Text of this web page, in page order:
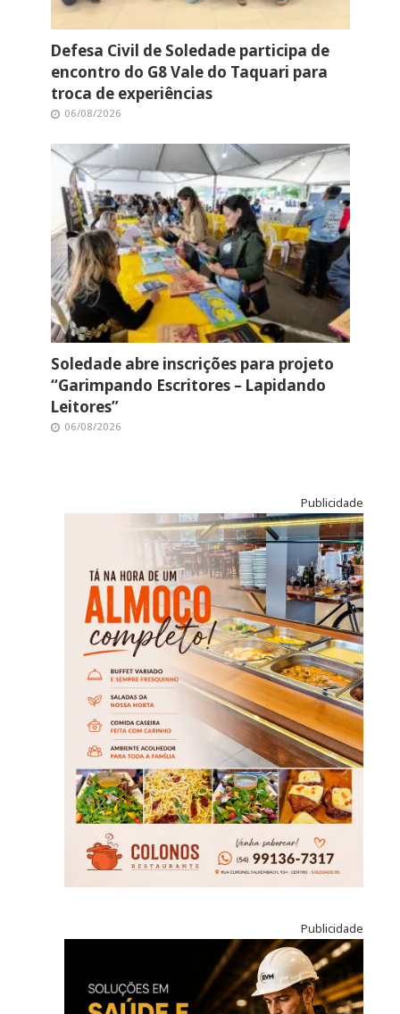
Defesa Civil de Soledade participa de
encontro do G8 Vale do Taquari para
troca de experiências
06/08/2026
Soledade abre inscrições para projeto
“Garimpando Escritores – Lapidando
Leitores”
06/08/2026
Publicidade
Publicidade